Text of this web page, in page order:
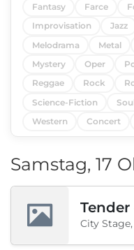
Fantasy
Farce
Improvisation
Jazz
Melodrama
Metal
Mystery
Oper
Reggae
Rock
Science-Fiction
Western
Concert
Samstag, 17
City